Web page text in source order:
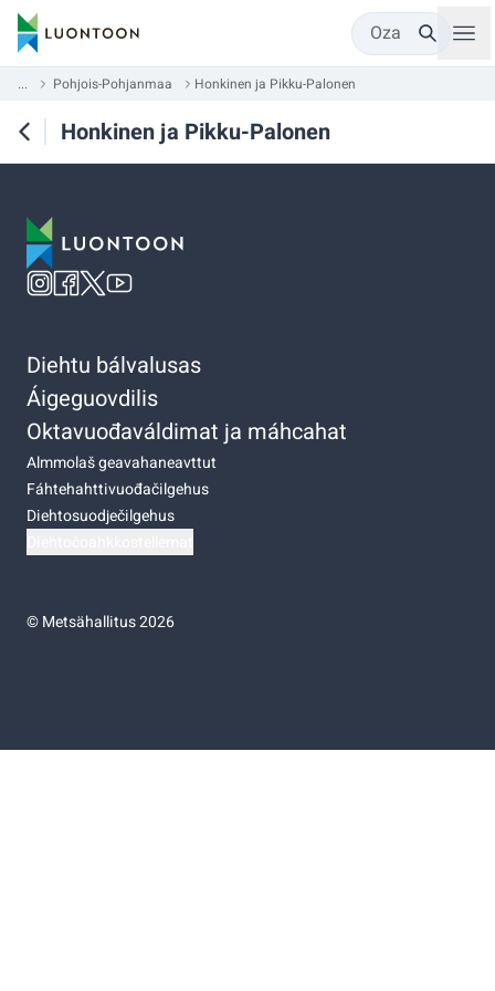
Oza
... Pohjois-Pohjanmaa Honkinen ja Pikku-Palonen
Honkinen ja Pikku-Palonen
Diehtu bálvalusas
Áigeguovdilis
Oktavuođaváldimat ja máhcahat
Almmolaš geavahaneavttut
Fáhtehahttivuođačilgehus
Diehtosuodječilgehus
©Metsähallitus 2026